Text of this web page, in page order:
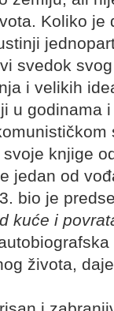
Koliko je
svedok
i velikih
u godinama
knjige
jedan od
bio je
kuće i
života,